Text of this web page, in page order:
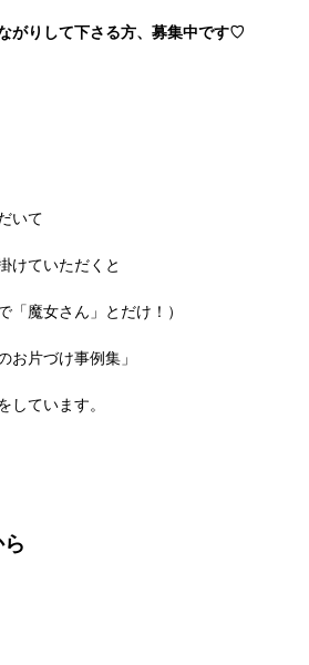
がりして下さる方、募集中です♡
いて
けていただくと
魔女さん」とだけ！）
お片づけ事例集」
しています。